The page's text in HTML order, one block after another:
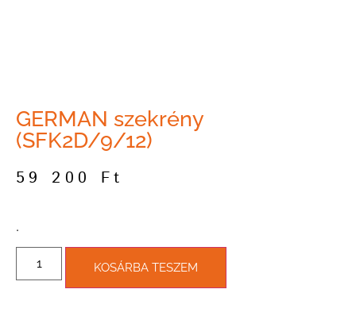
GERMAN szekrény
(SFK2D/9/12)
59 200 Ft
­.
KOSÁRBA TESZEM